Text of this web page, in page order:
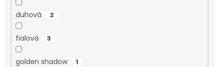
duhová 2
fialová 3
golden shadow 1